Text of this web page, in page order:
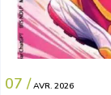
07 / AVR. 2026